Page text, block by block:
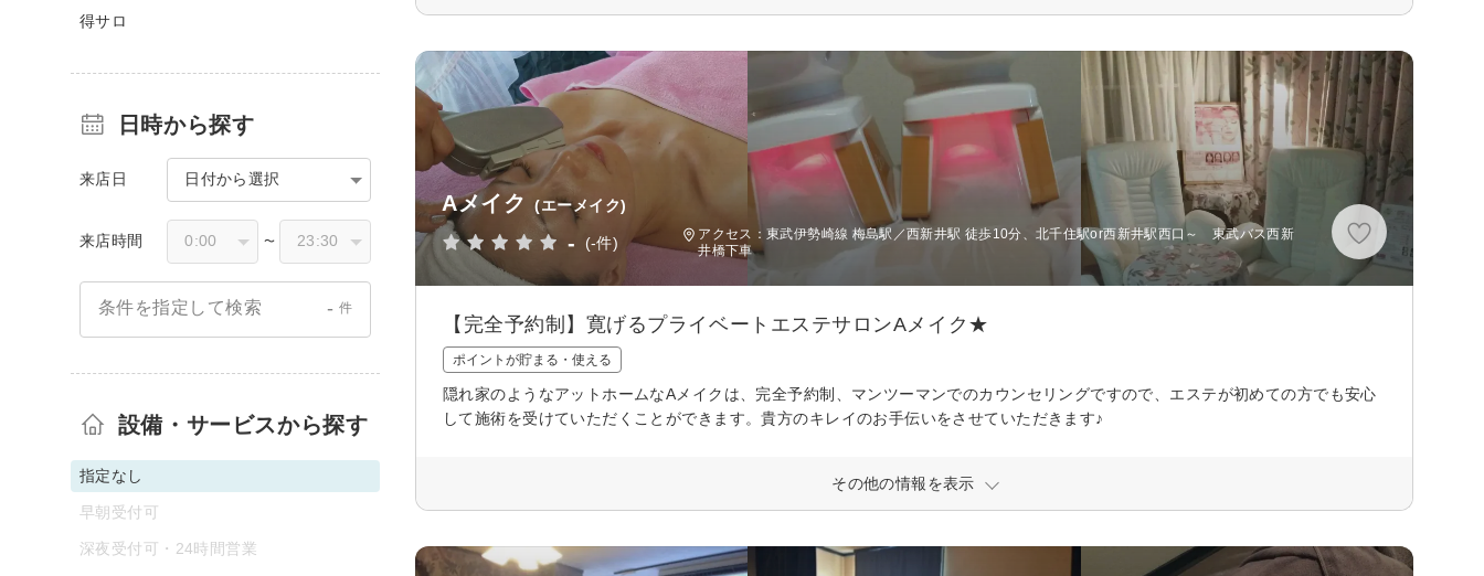
Aメイク (エーメイク)
- (-件)
アクセス：東武伊勢崎線 梅島駅／西新井駅 徒歩10分、北千住駅or西新井駅西口～ 東武バス西新
井橋下車
【完全予約制】寛げるプライベートエステサロンAメイク★
ポイントが貯まる・使える
隠れ家のようなアットホームなAメイクは、完全予約制、マンツーマンでのカウンセリングですので、エステが初めての方でも安心
して施術を受けていただくことができます。貴方のキレイのお手伝いをさせていただきます♪
その他の情報を表示
得サロ
日時から探す
来店日 日付から選択
来店時間 〜
条件を指定して検索 - 件
設備・サービスから探す
指定なし
早朝受付可
深夜受付可・24時間営業